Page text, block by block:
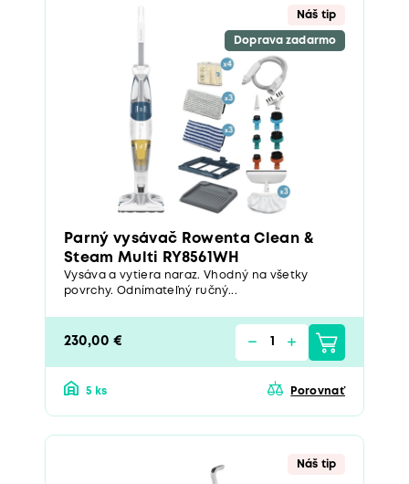
Náš tip
Doprava zadarmo
Parný vysávač Rowenta Clean &
Steam Multi RY8561WH
Vysáva a vytiera naraz. Vhodný na všetky
povrchy. Odnímateľný ručný...
230,00 €
5 ks Porovnať
Náš tip